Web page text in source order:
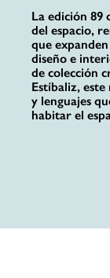
La edición 89
del espacio,
que
diseño e
de colección
Estíbaliz,
y lenguajes
habitar el